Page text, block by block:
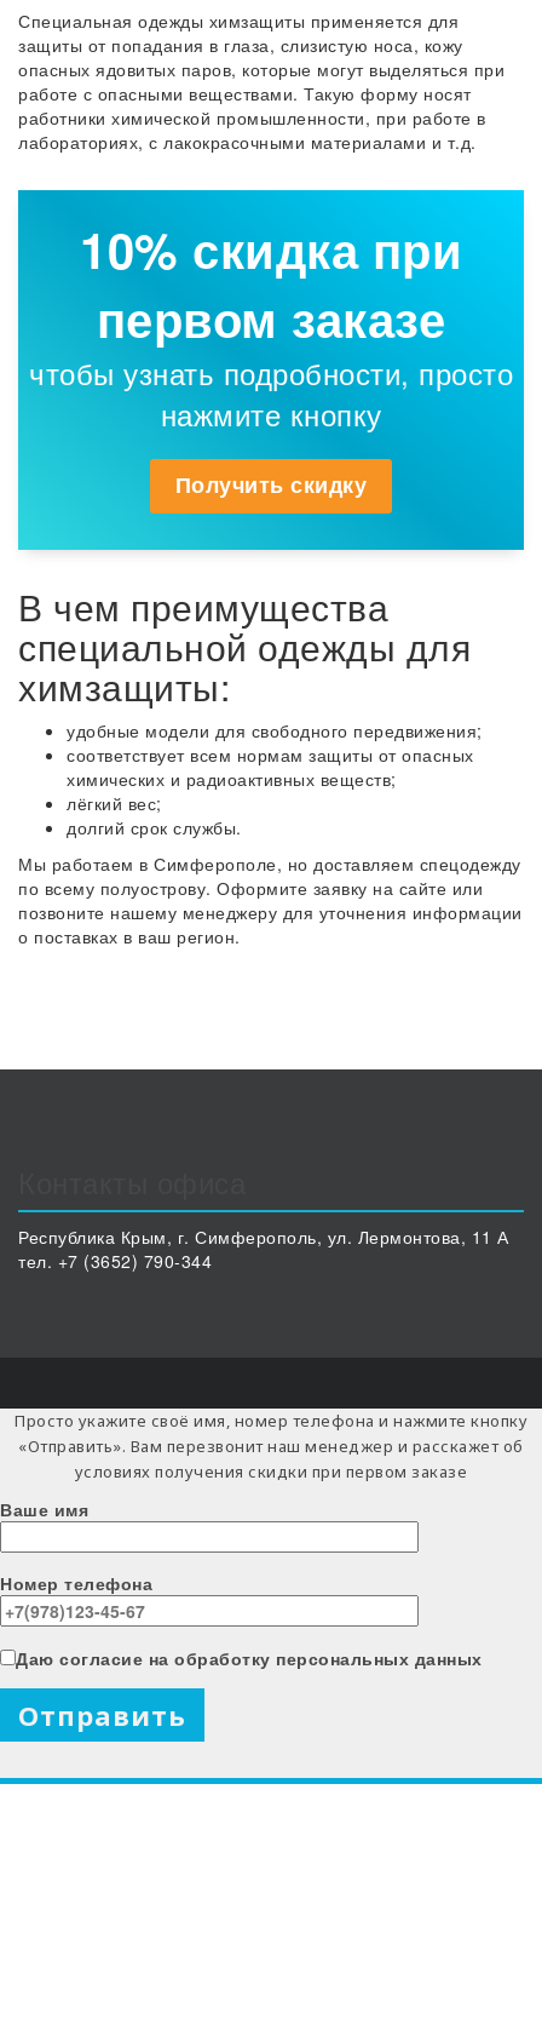
Специальная одежды химзащиты применяется для
защиты от попадания в глаза, слизистую носа, кожу
опасных ядовитых паров, которые могут выделяться при
работе с опасными веществами. Такую форму носят
работники химической промышленности, при работе в
лабораториях, с лакокрасочными материалами и т.д.
10% скидка при
первом заказе
чтобы узнать подробности, просто
нажмите кнопку
Получить скидку
В чем преимущества
специальной одежды для
химзащиты:
удобные модели для свободного передвижения;
соответствует всем нормам защиты от опасных
химических и радиоактивных веществ;
лёгкий вес;
долгий срок службы.
Мы работаем в Симферополе, но доставляем спецодежду
по всему полуострову. Оформите заявку на сайте или
позвоните нашему менеджеру для уточнения информации
о поставках в ваш регион.
Республика Крым, г. Симферополь, ул. Лермонтова, 11 А
тел. +7 (3652) 790-344
Просто укажите своё имя, номер телефона и нажмите кнопку
«Отправить». Вам перезвонит наш менеджер и расскажет об
условиях получения скидки при первом заказе
Ваше имя
Номер телефона
Даю согласие на обработку персональных данных